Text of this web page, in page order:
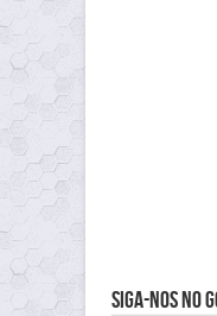
Siga-nos no